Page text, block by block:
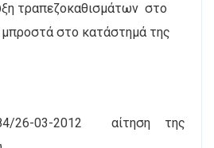
τραπεζοκαθισμάτων στο
μπροστά στο κατάστημά της
26-03-2012
αίτηση της